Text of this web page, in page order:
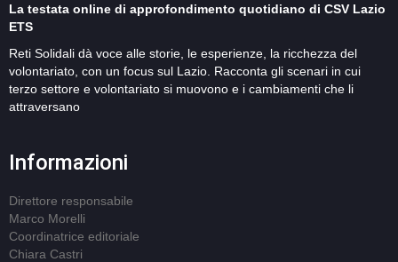
La testata online di approfondimento quotidiano di CSV Lazio
ETS
Reti Solidali dà voce alle storie, le esperienze, la ricchezza del
volontariato, con un focus sul Lazio. Racconta gli scenari in cui
terzo settore e volontariato si muovono e i cambiamenti che li
attraversano
Informazioni
Direttore responsabile
Marco Morelli
Coordinatrice editoriale
Chiara Castri